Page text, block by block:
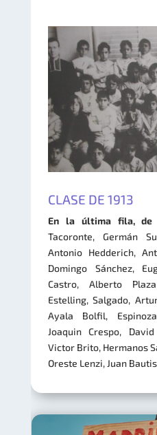
CLASE DE 1913
En la última fila, de
Tacoronte, Germán
Antonio Hedderich,
Domingo Sánchez,
Castro, Alberto
Estelling, Salgado,
Ayala Bolfil,
Joaquin Crespo,
Victor Brito, Hermanos
Oreste Lenzi, Juan